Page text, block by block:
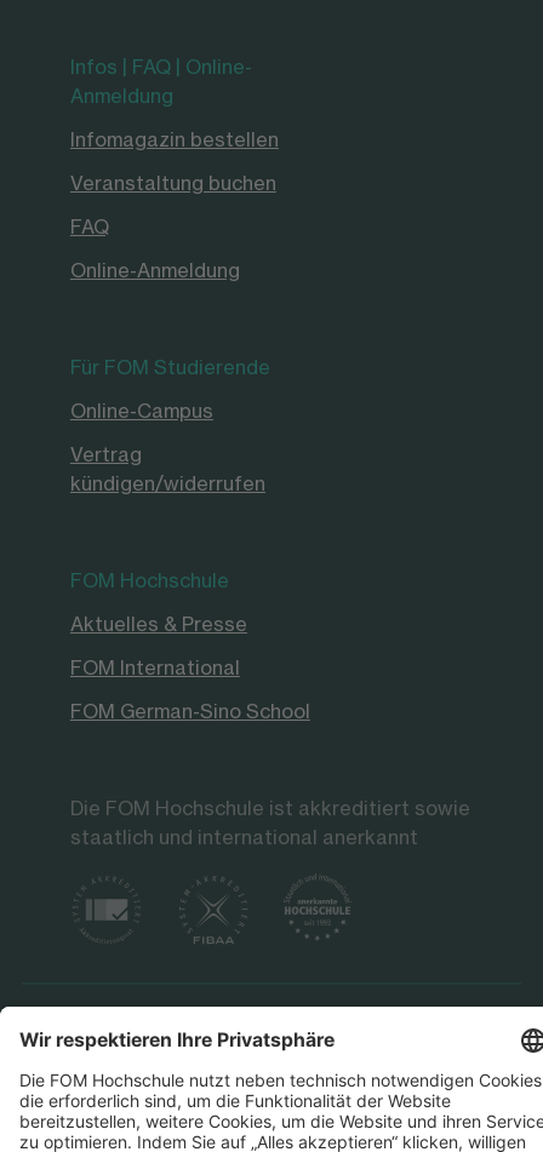
Infos | FAQ | Online-
Anmeldung
Infomagazin bestellen
Veranstaltung buchen
FAQ
Online-Anmeldung
Für FOM Studierende
Online-Campus
Vertrag
kündigen/widerrufen
FOM Hochschule
Aktuelles & Presse
FOM International
FOM German-Sino School
Die FOM Hochschule ist akkreditiert sowie
staatlich und international anerkannt
Datenschutz Impressum